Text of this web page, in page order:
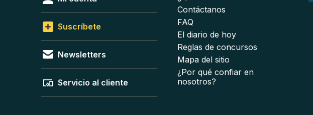
Suscríbete
Newsletters
Servicio al cliente
Contáctanos
FAQ
El diario de hoy
Reglas de concursos
Mapa del sitio
¿Por qué confiar en
nosotros?